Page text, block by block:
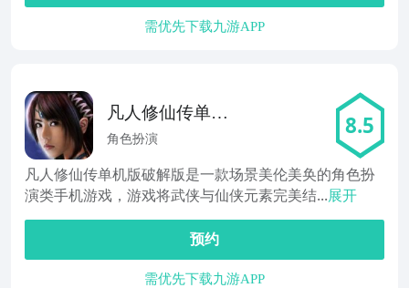
需优先下载九游APP
凡人修仙传单机
版
角色扮演 8.5
凡人修仙传单机版破解版是一款场景美伦美奂的角色扮
演类手机游戏，游戏将武侠与仙侠元素完美结...展开
预约
需优先下载九游APP